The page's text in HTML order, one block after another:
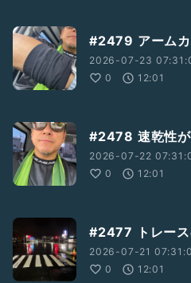
#2479 アーム
2026-07-23
0
12:01
#2478 速乾性
2026-07-22
0
12:01
#2477 トレース
2026-07-21
0
12:01